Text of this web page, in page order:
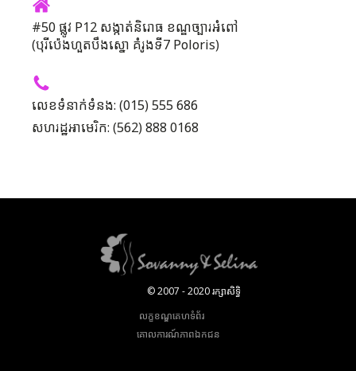
#50 ផ្លូវ P12 សង្កាត់និរោធ ខណ្ឌច្បារអំពៅ
(បុរីប៉េងហួតបឹងស្នោ គំរូងទី7 Poloris)
លេខទំនាក់ទំនង: (015) 555 686
សហរដ្ឋអាមេរិក: (562) 888 0168
© 2007 - 2020 រក្សាសិទ្ធិ
លក្ខខណ្ឌគេហទំព័រ
គោលការណ៍​ភាព​ឯកជន